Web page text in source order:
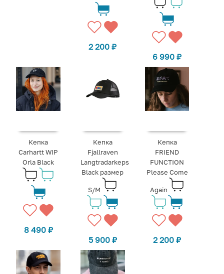
2 200₽
6 990₽
Кепка
Carhartt WIP
Orla Black
8 490 ₽
Кепка
Fjallraven
Langtradarkeps
Black размер
S/M
5 900 ₽
Кепка
FRIEND
FUNCTION
Please Come
Again
2 200₽